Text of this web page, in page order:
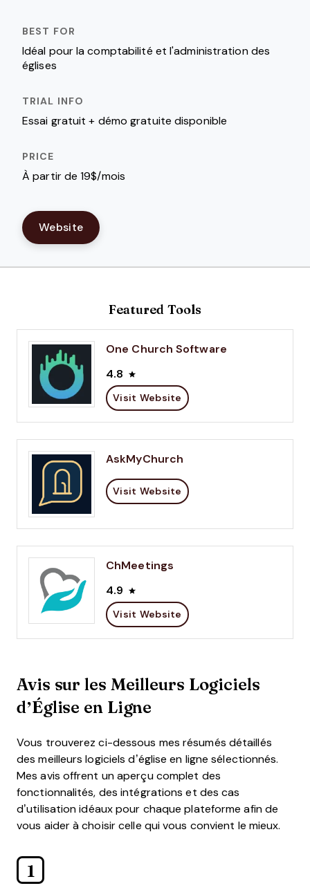
Idéal pour la comptabilité et l'administration des
églises
Essai gratuit + démo gratuite disponible
À partir de 19$/mois
Website
Featured Tools
One Church Software
4.8
Visit Website
AskMyChurch
Visit Website
ChMeetings
4.9
Visit Website
Avis sur les Meilleurs Logiciels
d’Église en Ligne
Vous trouverez ci-dessous mes résumés détaillés
des meilleurs logiciels d’église en ligne sélectionnés.
Mes avis offrent un aperçu complet des
fonctionnalités, des intégrations et des cas
d’utilisation idéaux pour chaque plateforme afin de
vous aider à choisir celle qui vous convient le mieux.
1